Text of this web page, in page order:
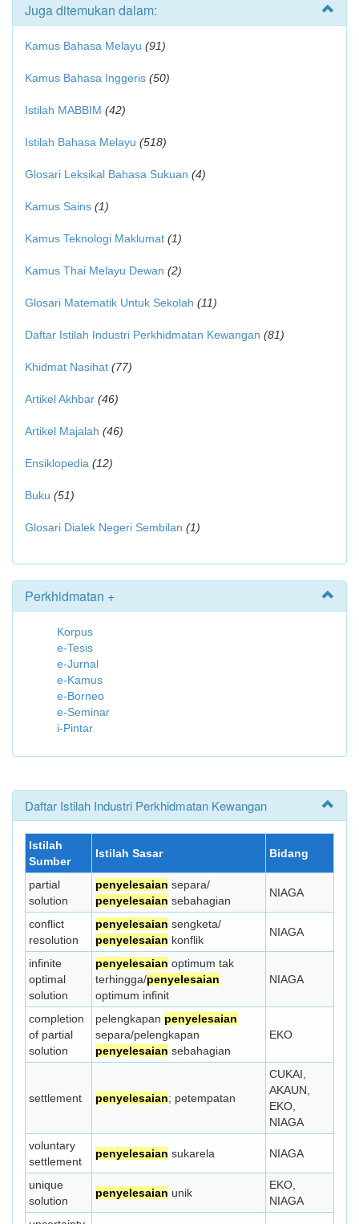
Juga ditemukan dalam:
Kamus Bahasa Melayu (91)
Kamus Bahasa Inggeris (50)
Istilah MABBIM (42)
Istilah Bahasa Melayu (518)
Glosari Leksikal Bahasa Sukuan (4)
Kamus Sains (1)
Kamus Teknologi Maklumat (1)
Kamus Thai Melayu Dewan (2)
Glosari Matematik Untuk Sekolah (11)
Daftar Istilah Industri Perkhidmatan Kewangan (81)
Khidmat Nasihat (77)
Artikel Akhbar (46)
Artikel Majalah (46)
Ensiklopedia (12)
Buku (51)
Glosari Dialek Negeri Sembilan (1)
Perkhidmatan +
Korpus
e-Tesis
e-Jurnal
e-Kamus
e-Borneo
e-Seminar
i-Pintar
Daftar Istilah Industri Perkhidmatan Kewangan
Istilah
Sumber
Istilah Sasar Bidang
partial
solution
penyelesaian separa/
penyelesaian sebahagian
NIAGA
conflict
resolution
penyelesaian sengketa/
penyelesaian konflik
NIAGA
infinite
optimal
solution
penyelesaian optimum tak
terhingga/penyelesaian
optimum infinit
NIAGA
completion
of partial
solution
pelengkapan penyelesaian
separa/pelengkapan
penyelesaian sebahagian
EKO
settlement penyelesaian; petempatan
CUKAI,
AKAUN,
EKO,
NIAGA
voluntary
settlement
penyelesaian sukarela NIAGA
unique
solution
penyelesaian unik
EKO,
NIAGA